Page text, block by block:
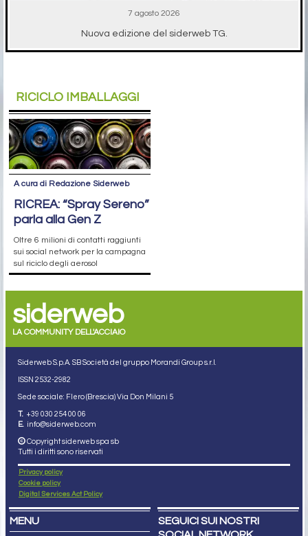
7 agosto 2026
Nuova edizione del siderweb TG.
RICICLO IMBALLAGGI
A cura di Redazione Siderweb
RICREA: “Spray Sereno”
parla alla Gen Z
Oltre 6 milioni di contatti raggiunti
sui social network per la campagna
sul riciclo degli aerosol
siderweb
LA COMMUNITY DELL'ACCIAIO
Siderweb S.p.A. SB Società del gruppo Morandi Group s.r.l.
ISSN 2532-2982
Sede sociale: Flero (Brescia) Via Don Milani 5
T. +39 030 254 00 06
E. info@siderweb.com
Copyright siderweb spa sb
Tutti i diritti sono riservati
Privacy policy
Cookie policy
Digital Services Act Policy
MENU
SEGUICI SUI NOSTRI